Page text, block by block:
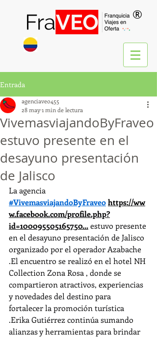
®
Entrada
VivemasviajandoByFraveo
estuvo presente en el
desayuno presentación
de Jalisco
agenciaveo455
28 may1 min de lectura
La agencia
#VivemasviajandoByFraveohttps://ww
w.facebook.com/profile.php?
id=100095505165750... estuvo presente
en el desayuno presentación de Jalisco
organizado por el operador Azabache
.El encuentro se realizó en el hotel NH
Collection Zona Rosa , donde se
compartieron atractivos, experiencias
y novedades del destino para
fortalecer la promoción turística
.Erika Gutiérrez continúa sumando
alianzas y herramientas para brindar